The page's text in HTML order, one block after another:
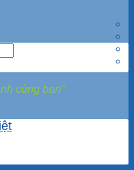
cùng bạn"